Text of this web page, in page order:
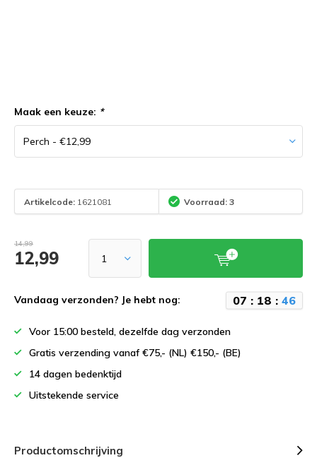
Maak een keuze: *
Artikelcode: 1621081 Voorraad: 3
14,99
12,99
Vandaag verzonden? Je hebt nog: 07 : 18 : 46
Voor 15:00 besteld, dezelfde dag verzonden
Gratis verzending vanaf €75,- (NL) €150,- (BE)
14 dagen bedenktijd
Uitstekende service
Productomschrijving